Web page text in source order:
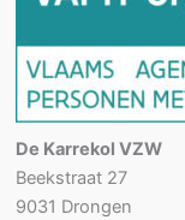
De Karrekol VZW
Beekstraat 27
9031 Drongen